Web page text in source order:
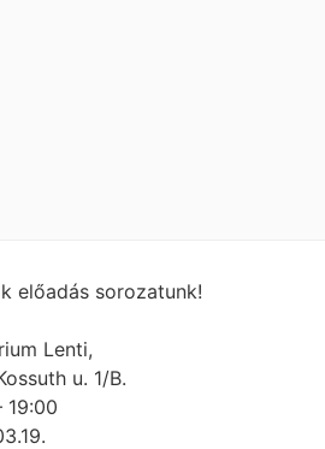
előadás sorozatunk!
Lenti,
u. 1/B.